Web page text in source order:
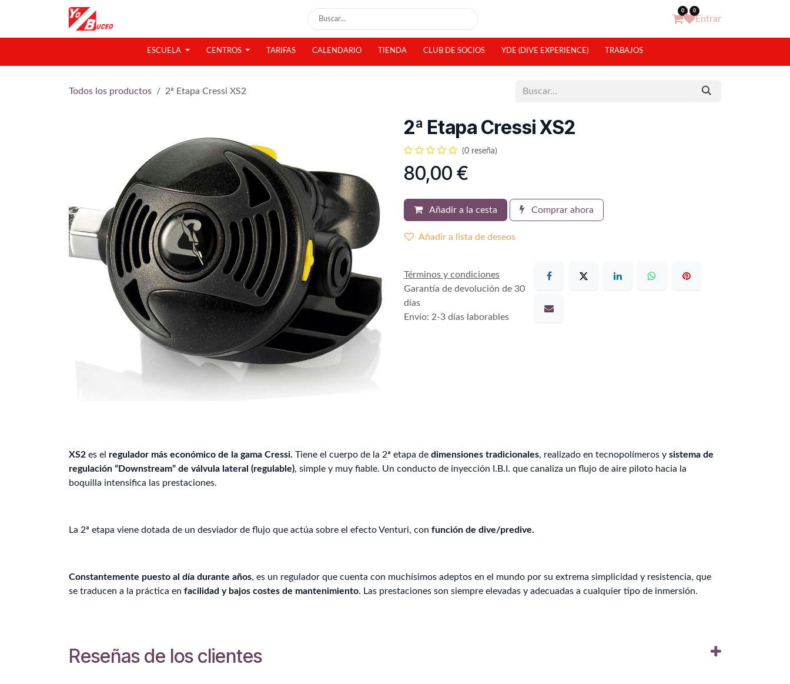
0 0
Entrar
ESCUELA CENTROS TARIFAS CALENDARIO TIENDA CLUB DE SOCIOS YDE (DIVE EXPERIENCE) TRABAJOS
Todos los productos 2ª Etapa Cressi XS2
2ª Etapa Cressi XS2
(0 reseña)
80,00 €
Añadir a la cesta Comprar ahora
Añadir a lista de deseos
Términos y condiciones
Garantía de devolución de 30
días
Envío: 2-3 días laborables
XS2 es el regulador más económico de la gama Cressi. Tiene el cuerpo de la 2ª etapa de dimensiones tradicionales, realizado en tecnopolímeros y sistema de
regulación “Downstream” de válvula lateral (regulable), simple y muy fiable. Un conducto de inyección I.B.I. que canaliza un flujo de aire piloto hacia la
boquilla intensifica las prestaciones.
La 2ª etapa viene dotada de un desviador de flujo que actúa sobre el efecto Venturi, con función de dive/predive.
Constantemente puesto al día durante años, es un regulador que cuenta con muchísimos adeptos en el mundo por su extrema simplicidad y resistencia, que
se traducen a la práctica en facilidad y bajos costes de mantenimiento. Las prestaciones son siempre elevadas y adecuadas a cualquier tipo de inmersión.
Reseñas de los clientes